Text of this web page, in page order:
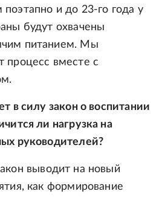
и до 23-го года у
будут охвачены
питанием. Мы
процесс вместе с
в силу закон о воспитании
ли нагрузка на
руководителей?
выводит на новый
как формирование